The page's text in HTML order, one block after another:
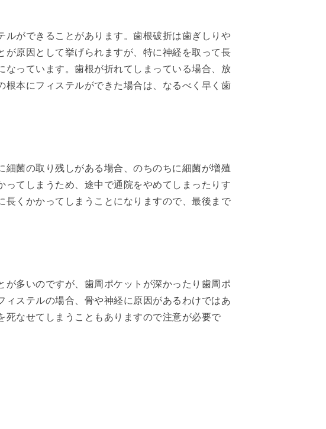
ができることがあります。歯根破折は歯ぎしりや
原因として挙げられますが、特に神経を取って長
っています。歯根が折れてしまっている場合、放
本にフィステルができた場合は、なるべく早く歯
菌の取り残しがある場合、のちのちに細菌が増殖
てしまうため、途中で通院をやめてしまったりす
くかかってしまうことになりますので、最後まで
多いのですが、歯周ポケットが深かったり歯周ポ
ステルの場合、骨や神経に原因があるわけではあ
なせてしまうこともありますので注意が必要で